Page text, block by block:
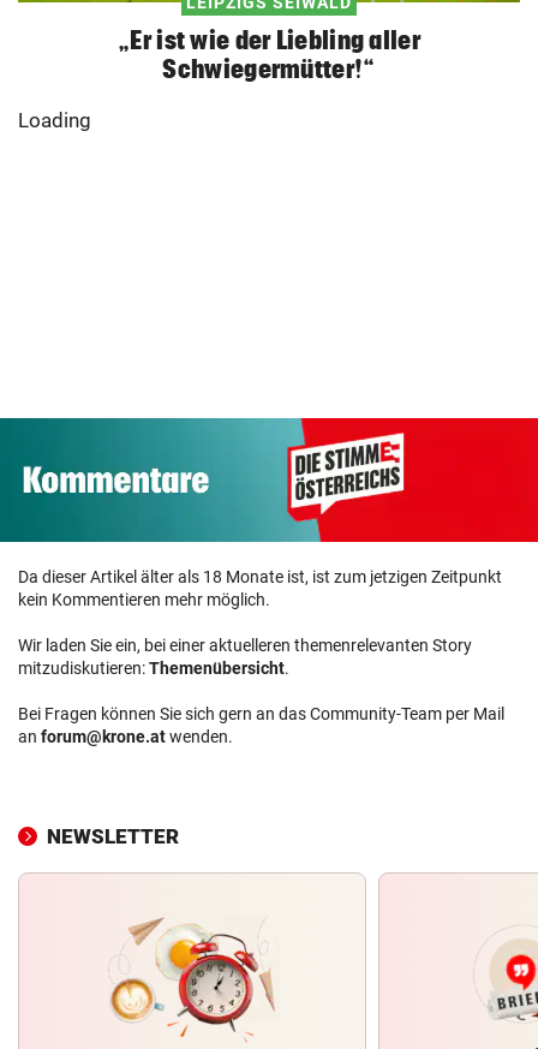
„Er ist wie der Liebling aller
Schwiegermütter!“
Loading
Da dieser Artikel älter als 18 Monate ist, ist zum jetzigen Zeitpunkt
kein Kommentieren mehr möglich.
Wir laden Sie ein, bei einer aktuelleren themenrelevanten Story
mitzudiskutieren:Themenübersicht.
Bei Fragen können Sie sich gern an das Community-Team per Mail
an forum@krone.atwenden.
NEWSLETTER